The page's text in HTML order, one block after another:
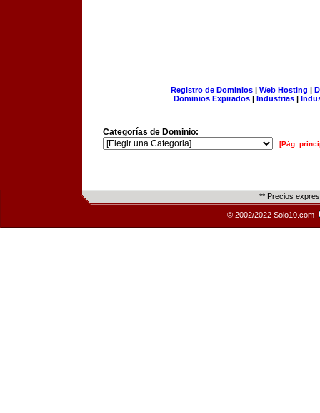
Registro de Dominios| Web Hosting |
Dominios Expirados | Industrias |
Categorías de Dominio:
[Pág.
** Precios
© 2002/2022 Solo10.com